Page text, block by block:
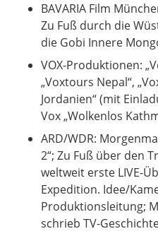
BAVARIA Film
Zu Fuß durch die
die Gobi Innere
VOX-Produktionen:
„Voxtours Nepal“,
Jordanien“ (mit
Vox „Wolkenlos
ARD/WDR:
2“; Zu Fuß über den
weltweit erste LIVE-
Expedition. Idee/
Produktionsleitung;
schrieb TV-